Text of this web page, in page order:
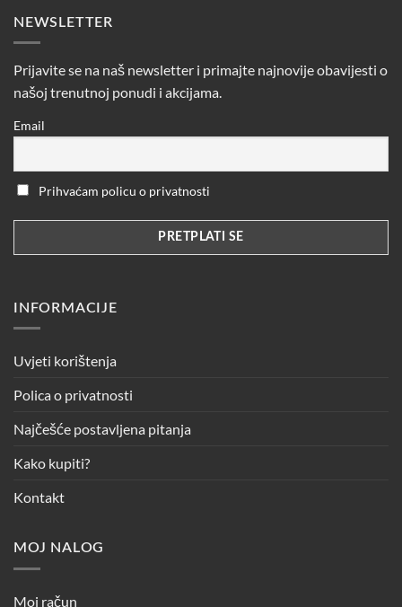
NEWSLETTER
Prijavite se na naš newsletter i primajte najnovije obavijesti o
našoj trenutnoj ponudi i akcijama.
Email
Prihvaćam policu o privatnosti
INFORMACIJE
Uvjeti korištenja
Polica o privatnosti
Najčešće postavljena pitanja
Kako kupiti?
Kontakt
MOJ NALOG
Moj račun